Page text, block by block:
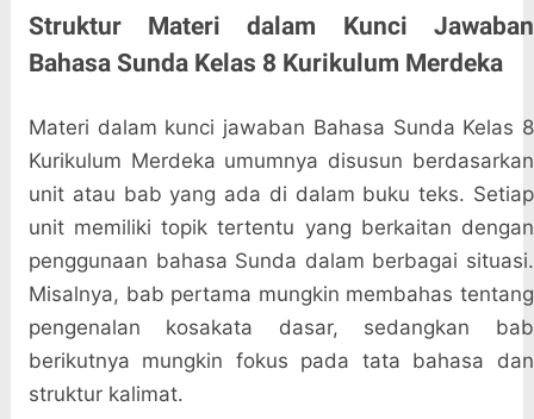
Struktur Materi dalam Kunci Jawaban
Bahasa Sunda Kelas 8 Kurikulum Merdeka
Materi dalam kunci jawaban Bahasa Sunda Kelas 8
Kurikulum Merdeka umumnya disusun berdasarkan
unit atau bab yang ada di dalam buku teks. Setiap
unit memiliki topik tertentu yang berkaitan dengan
penggunaan bahasa Sunda dalam berbagai situasi.
Misalnya, bab pertama mungkin membahas tentang
pengenalan kosakata dasar, sedangkan bab
berikutnya mungkin fokus pada tata bahasa dan
struktur kalimat.